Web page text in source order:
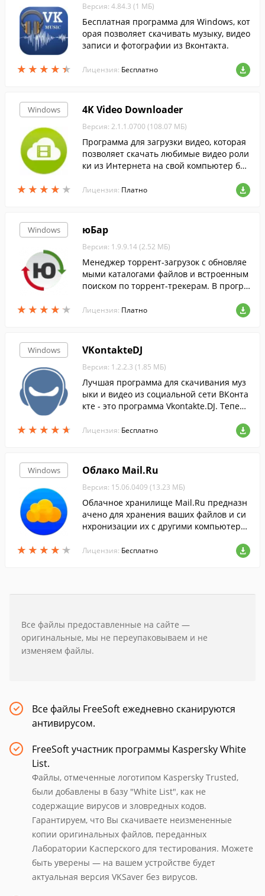
★ ★ ★ ★ ★
★ ★ ★ ★ ★
Версия: 4.84.3 (1 МБ)
Бесплатная программа для Windows, кот
орая позволяет скачивать музыку, видео
записи и фотографии из Вконтакта.
Лицензия: Бесплатно
Windows
★ ★ ★ ★ ★
★ ★ ★ ★ ★
4K Video Downloader
Версия: 2.1.1.0700 (108.07 МБ)
Программа для загрузки видео, которая
позволяет скачать любимые видео роли
ки из Интернета на свой компьютер бы
Лицензия: Платно
Windows
★ ★ ★ ★ ★
★ ★ ★ ★ ★
юБар
Версия: 1.9.9.14 (2.52 МБ)
Менеджер торрент-загрузок с обновляе
мыми каталогами файлов и встроенным
поиском по торрент-трекерам. В програ
отра любого видео до его полной загруз
Лицензия: Платно
Windows
★ ★ ★ ★ ★
★ ★ ★ ★ ★
VKontakteDJ
Версия: 1.2.2.3 (1.85 МБ)
Лучшая программа для скачивания муз
ыки и видео из социальной сети ВКонта
кте - это программа Vkontakte.DJ. Теперь
ало по настоящему удобно!
Лицензия: Бесплатно
Windows
★ ★ ★ ★ ★
★ ★ ★ ★ ★
Облако Mail.Ru
Версия: 15.06.0409 (13.23 МБ)
Облачное хранилище Mail.Ru предназн
ачено для хранения ваших файлов и си
нхронизации их с другими компьютера
вив эту программу, вы сможете управля
Лицензия: Бесплатно
Все файлы предоставленные на сайте —
оригинальные, мы не переупаковываем и не
изменяем файлы.
Все файлы FreeSoft ежедневно сканируются
антивирусом.
FreeSoft участник программы Kaspersky White
List.
Файлы, отмеченные логотипом Kaspersky Trusted,
были добавлены в базу "White List", как не
содержащие вирусов и зловредных кодов.
Гарантируем, что Вы скачиваете неизмененные
копии оригинальных файлов, переданных
Лаборатории Касперского для тестирования. Можете
быть уверены — на вашем устройстве будет
актуальная версия VKSaver без вирусов.